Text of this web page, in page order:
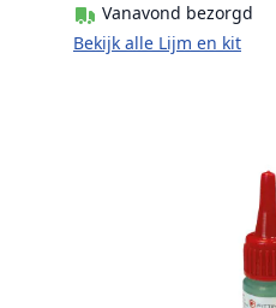
Vanavond bezorgd
Bekijk alle Lijm en kit